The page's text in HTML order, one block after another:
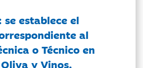
se establece el
al
o Técnico en
y Vinos.